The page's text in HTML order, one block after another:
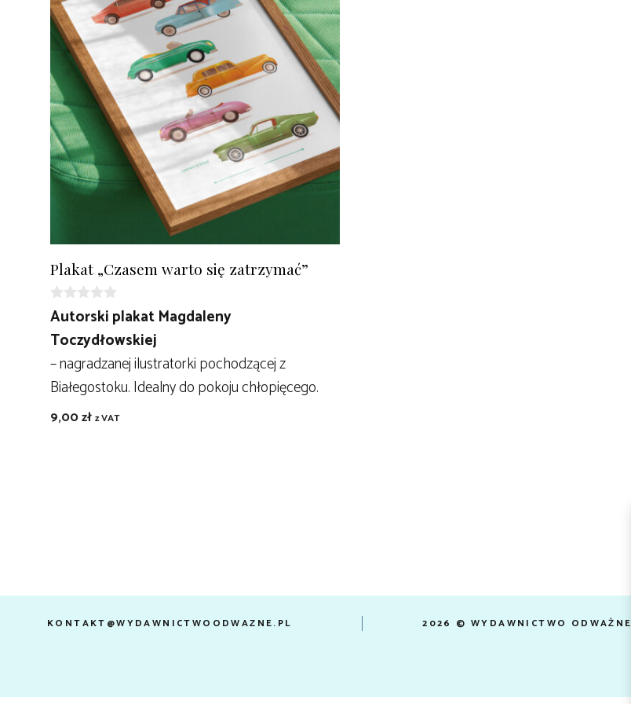
Plakat „Czasem warto się zatrzymać”
0
z
5
Autorski plakat Magdaleny
Toczydłowskiej
– nagradzanej ilustratorki pochodzącej z
Białegostoku. Idealny do pokoju chłopięcego.
9,00zł z VAT
KONTAKT@WYDAWNICTWOODWAZNE.PL 2026 © WYDAWNICTWO ODWAŻNE